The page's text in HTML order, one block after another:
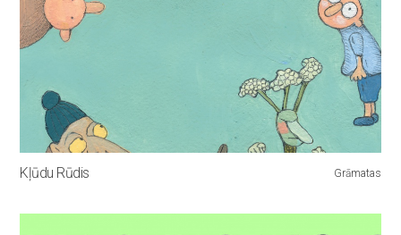
Kļūdu Rūdis Grāmatas